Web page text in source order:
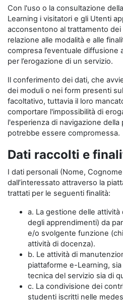
Con l'uso o la consultazione
Learning i visitatori e gli Utenti
acconsentono al trattamento dei
relazione alle modalità e alle
compresa l’eventuale diffusione
per l’erogazione di un servizio.
Il conferimento dei dati, che
dei moduli o nei form presenti
facoltativo, tuttavia il loro
comportare l'impossibilità di
l'esperienza di navigazione
potrebbe essere compromessa.
Dati raccolti e
I dati personali (Nome,
dall’interessato attraverso la
trattati per le seguenti finalità:
a. La gestione delle
degli apprendimenti) da
e/o svolgente funzione
attività di docenza).
b. Le attività di
piattaforme e-Learning,
tecnica del servizio sia di
c. La condivisione dei
studenti iscritti nelle